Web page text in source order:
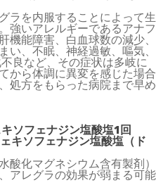
ラを内服することによって生
強いアレルギーであるアナフ
機能障害、白血球数の減少、
、不眠、神経過敏、嘔気、
良など、その症状は多岐に
から体調に異変を感じた場合
処方をもらった病院まで早め
ソフェナジン塩酸塩1回
キソフェナジン塩酸塩（ド
酸化マグネシウム含有製剤）
アレグラの効果が弱まる可能